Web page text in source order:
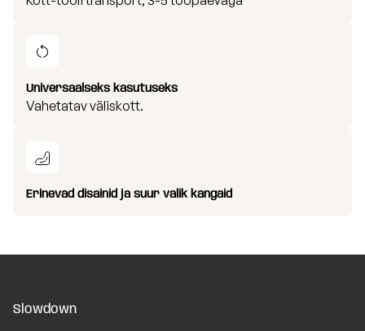
Universaalseks kasutuseks
Vahetatav väliskott.
Erinevad disainid ja suur valik kangaid
Slowdown